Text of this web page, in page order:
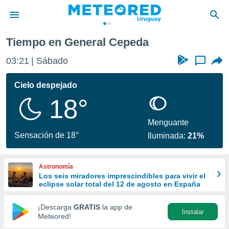
de
ha
calidad.
a este
las
y
forma
digital
basada
Tiempo en General Cepeda
03:21 Sábado ...
Cielo despejado
18°
Sensación de 18°
Menguante
Iluminada:21%
Astronomía
Los seis miradores imprescindibles para vivir el
eclipse solar total del 12 de agosto en España
¡Descarga GRATIS la app de
Meteored!
Instalar